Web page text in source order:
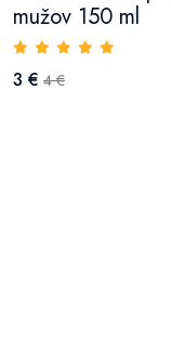
mužov 150 ml
3 € 4 €